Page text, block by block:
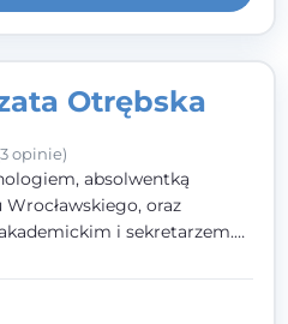
Otrębska
opinie)
absolwentką
oraz
i sekretarzem.
kwalifikacje mediatora,
w sprawach rodzinnych,
karnych.